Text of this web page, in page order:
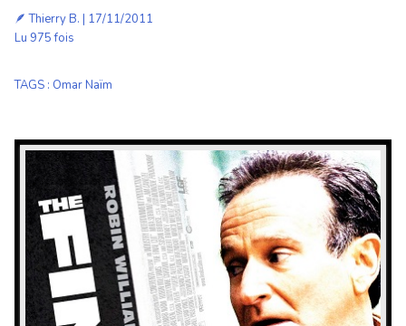
🪶Thierry B. | 17/11/2011
Lu 975 fois
TAGS : Omar Naïm